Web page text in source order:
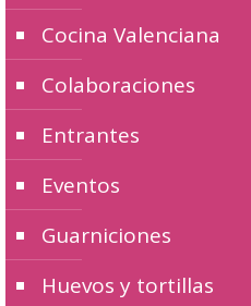
Cocina Valenciana
Colaboraciones
Entrantes
Eventos
Guarniciones
Huevos y tortillas